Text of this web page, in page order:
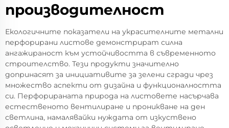
производителност
Екологичните показатели на украсителните метални
перфорирани листове демонстрират силна
ангажираност към устойчивостта в съвременното
строителство. Тези продукти значително
допринасят за инициативите за зелени сгради чрез
множество аспекти от дизайна и функционалността
си. Перфорираната природа на листовете насърчава
естественото вентилиране и проникване на ден
светлина, намалявайки нуждата от изкуствено